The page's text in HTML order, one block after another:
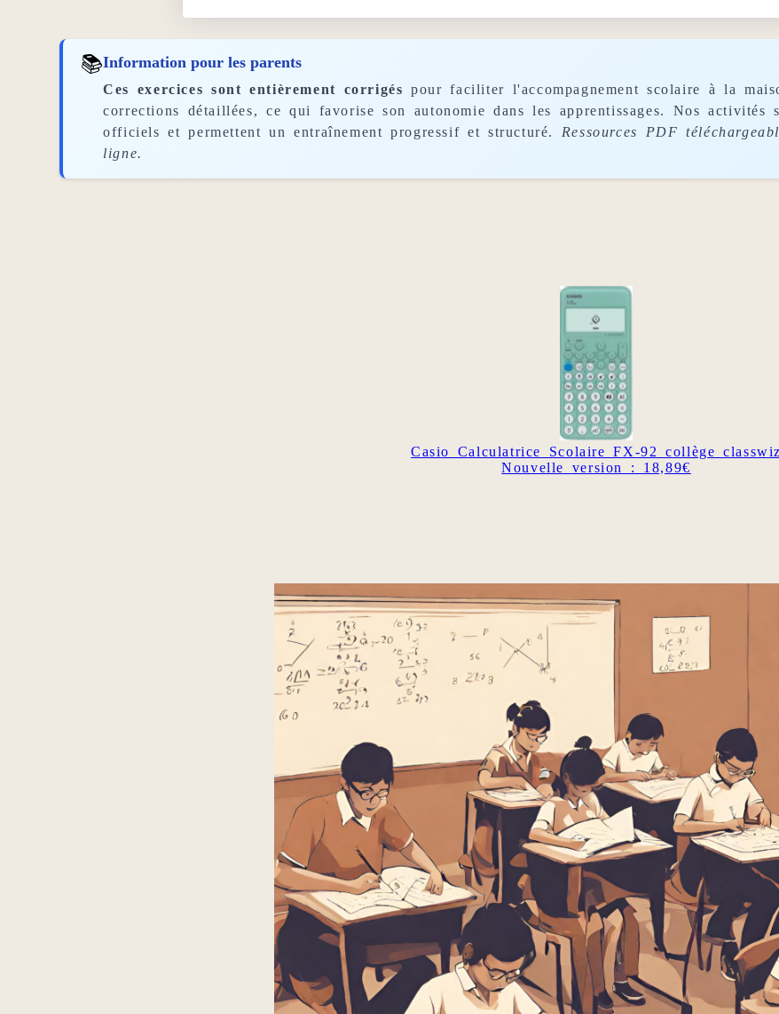
📚Information pour les parents
Ces exercices sont entièrement corrigés pour faciliter l'accompagnement scolaire à la
corrections détaillées, ce qui favorise son autonomie dans les apprentissages. Nos activités
officiels et permettent un entraînement progressif et structuré. Ressources PDF
ligne.
Casio Calculatrice Scolaire FX-92 collège classwiz
Nouvelle version : 18,89€